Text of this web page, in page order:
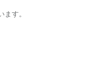
す。